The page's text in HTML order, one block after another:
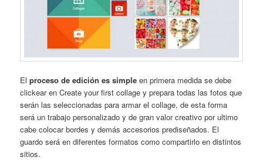
Elproceso de edición es simple en primera medida se debe
clickear en Create your first collage y prepara todas las fotos que
serán las seleccionadas para armar el collage, de esta forma
será un trabajo personalizado y de gran valor creativo por ultimo
cabe colocar bordes y demás accesorios prediseñados. El
guardo será en diferentes formatos como compartirlo en distintos
sitios.